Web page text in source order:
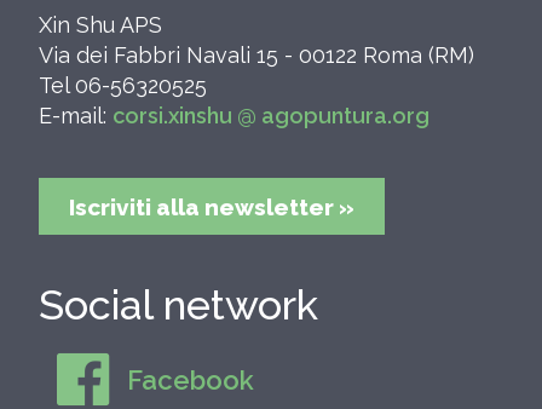
Xin Shu APS
Via dei Fabbri Navali 15 - 00122 Roma (RM)
Tel 06-56320525
E-mail: corsi.xinshu @ agopuntura.org
Iscriviti alla newsletter »
Social network
Facebook